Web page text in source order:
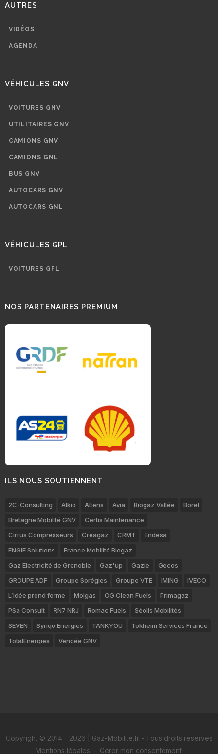
AUTRES
VIDÉOS
AGENDA
VÉHICULES GNV
VOITURES GNV
UTILITAIRES GNV
CAMIONS GNV
CAMIONS GNL
BUS GNV
AUTOCARS GNV
AUTOCARS GNL
VÉHICULES GPL
VOITURES GPL
NOS PARTENAIRES PREMIUM
ILS NOUS SOUTIENNENT
2C-Consulting Alkio Altens Avia Biogaz Vallée
Borel
Bretagne Mobilité GNV
Certis Maintenance
Cirrus Compresseurs
Créagaz CRMT
Endesa
ENGIE Solutions
France Mobilité Biogaz
Gaz Electricité de Grenoble
Gaz'up Gazie
Gecos
GROUPE ADF
Groupe Sorégies Groupe VTE IMING
IVECO
L’idée prend forme
Molgas OG Clean Fuels
Primagaz
PSa Consult
RN7 NRJ Romac Fuels
Séolis Mobilités
SEVEN
Synqo Energies TANKYOU
Tokheim Services France
TotalEnergies
Vendée GNV
Copyright © 2014 - 2026 | Gaz-Mobilite.fr - Tous droits réservés
Mentions légales - Gérer mon consentement